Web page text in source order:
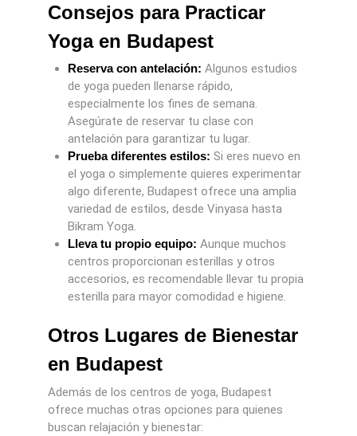
Consejos para Practicar
Yoga en Budapest
Reserva con antelación: Algunos estudios
de yoga pueden llenarse rápido,
especialmente los fines de semana.
Asegúrate de reservar tu clase con
antelación para garantizar tu lugar.
Prueba diferentes estilos: Si eres nuevo en
el yoga o simplemente quieres experimentar
algo diferente, Budapest ofrece una amplia
variedad de estilos, desde Vinyasa hasta
Bikram Yoga.
Lleva tu propio equipo: Aunque muchos
centros proporcionan esterillas y otros
accesorios, es recomendable llevar tu propia
esterilla para mayor comodidad e higiene.
Otros Lugares de Bienestar
en Budapest
Además de los centros de yoga, Budapest
ofrece muchas otras opciones para quienes
buscan relajación y bienestar: